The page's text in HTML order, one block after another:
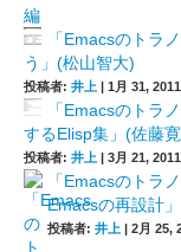
「Emacsのトラ
う」(松山智大)
投稿者: 井上 | 1月 31,
「Emacsのトラ
するElisp集」(佐藤
投稿者: 井上 | 3月 21,
「Emacsのトラ
Emacsの再設計
投稿者: 井上 | 2月 25,